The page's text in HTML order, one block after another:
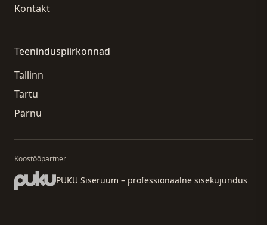
Kontakt
Teeninduspiirkonnad
Tallinn
Tartu
Pärnu
Koostööpartner
PUKU Siseruum – professionaalne sisekujundus